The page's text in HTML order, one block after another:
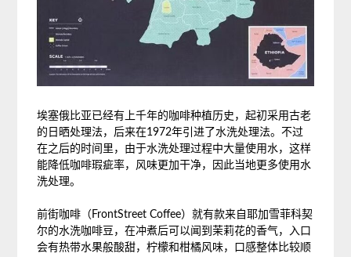
埃塞俄比亚已经有上千年的咖啡种植历史，起初采用古老
的日晒处理法，后来在1972年引进了水洗处理法。不过
在之后的时间里，由于水洗处理过程中大量使用水，这样
能降低咖啡瑕疵率，风味更加干净，因此当地更多使用水
洗处理。
前街咖啡（FrontStreet Coffee）就有款来自耶加雪菲科契
尔的水洗咖啡豆，在冲煮后可以闻到茉莉花的香气，入口
会有热带水果般酸甜，柠檬和柑橘风味，口感整体比较顺